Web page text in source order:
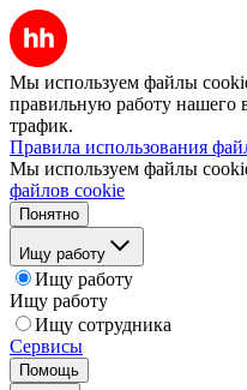
Мы используем файлы
правильную работу нашего
трафик.
Правила использования
Мы используем файлы
файлов cookie
Понятно
Ищу работу
Ищу работу
Ищу работу
Ищу сотрудника
Сервисы
Помощь